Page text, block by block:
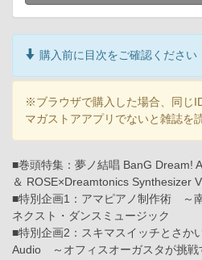
購入前に目次をご確認ください
※ブラウザで購入した場合、同じ
マガストアアプリでないと雑誌を
■巻頭特集：夢ノ結唱 BanG Dream!
＆ ROSE×Dreamtonics Synthesizer V
■特別企画1：アマピアノ制作術 ～
ネクスト・ダンスミュージック
■特別企画2：スキマスイッチとさか
Audio ～オフィスオーガスタが挑戦